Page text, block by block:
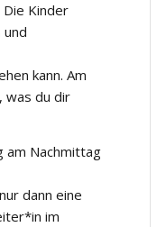
Kinder
kann. Am
was du dir
am Nachmittag
dann eine
im